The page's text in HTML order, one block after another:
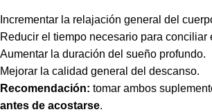
Incrementar la relajación general del
Reducir el tiempo necesario para conciliar
Aumentar la duración del sueño profundo.
Mejorar la calidad general del descanso.
Recomendación: tomar ambos
antes de acostarse.